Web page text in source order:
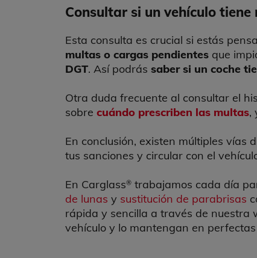
Consultar si un vehículo
Esta consulta es crucial si estás
multas o cargas pendientes que
DGT. Así podrás saber si un coche
Otra duda frecuente al consultar el
sobre cuándo prescriben las multas,
En conclusión, existen múltiples vías
tus sanciones y circular con el
En Carglass® trabajamos cada día
de lunas y sustitución de parabrisas
rápida y sencilla a través de nuestra
vehículo y lo mantengan en